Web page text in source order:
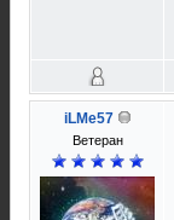
iLMe57
Ветеран